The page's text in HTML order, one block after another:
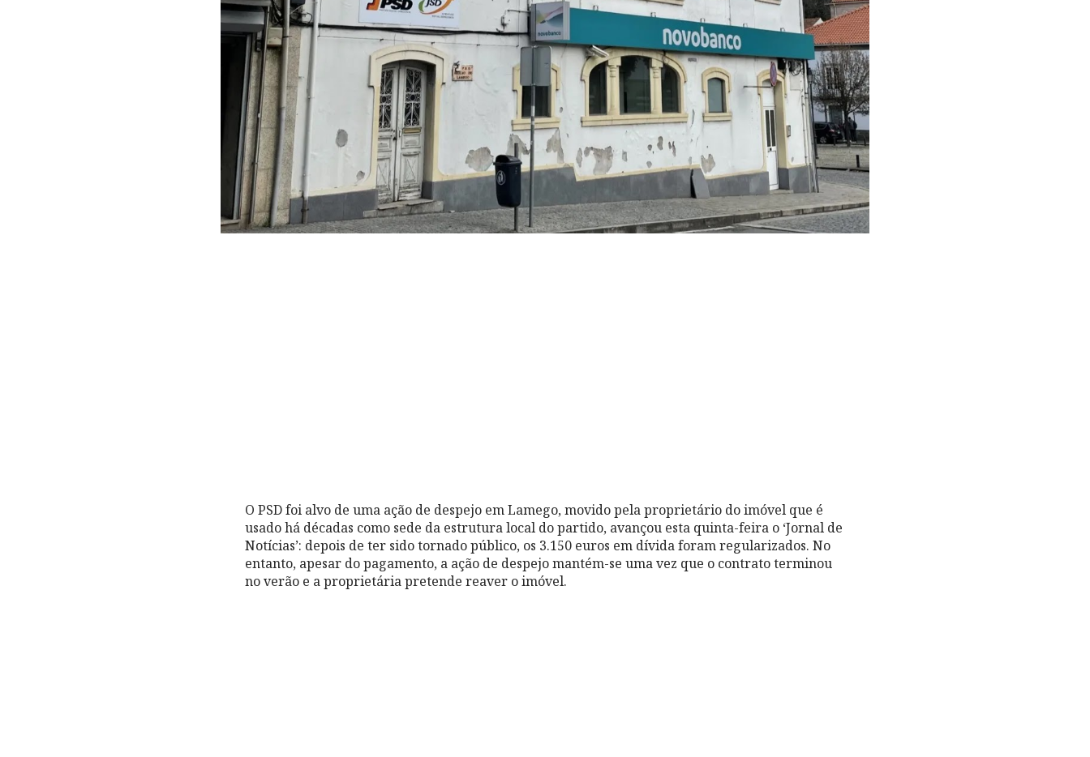
O PSD foi alvo de uma ação de despejo em Lamego, movido pela proprietário do imóvel que é
usado há décadas como sede da estrutura local do partido, avançou esta quinta-feira o ‘Jornal de
Notícias’: depois de ter sido tornado público, os 3.150 euros em dívida foram regularizados. No
entanto, apesar do pagamento, a ação de despejo mantém-se uma vez que o contrato terminou
no verão e a proprietária pretende reaver o imóvel.